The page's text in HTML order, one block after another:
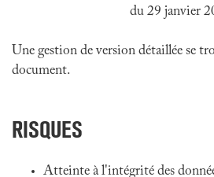
du 29 janvier
Une gestion de version détaillée se
document.
RISQUES
Atteinte à l'intégrité des